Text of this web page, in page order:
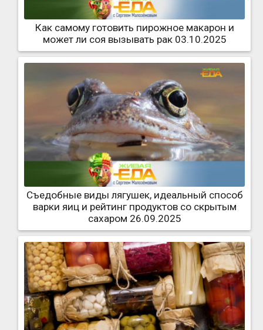
Как самому готовить пирожное макарон и
может ли соя вызывать рак 03.10.2025
Съедобные виды лягушек, идеальный способ
варки яиц и рейтинг продуктов со скрытым
сахаром 26.09.2025